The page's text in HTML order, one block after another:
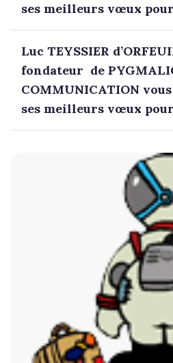
ses meilleurs vœux
Luc TEYSSIER
fondateur de
COMMUNICATION
ses meilleurs vœux pour